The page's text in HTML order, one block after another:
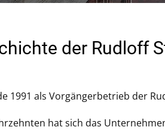
der Rudloff
1991 als Vorgängerbetrieb der
hat sich das